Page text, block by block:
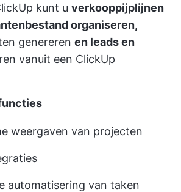
kunt u verkooppijplijnen
organiseren,
genereren en leads en
vanuit een ClickUp
weergaven van projecten
automatisering van taken